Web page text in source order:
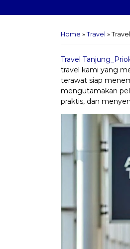
Home » Travel »
Travel
travel kami yang
terawat siap
mengutamakan
praktis, dan